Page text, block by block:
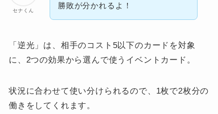
セナくん
勝敗が分かれるよ！
「逆光」は、相手のコスト5以下のカードを対象
に、2つの効果から選んで使うイベントカード。
状況に合わせて使い分けられるので、1枚で2枚分の
働きをしてくれます。